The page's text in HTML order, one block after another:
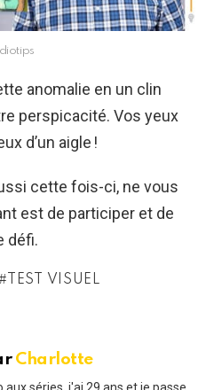
anomalie en un clin
perspicacité. Vos yeux
d’un aigle !
cette fois-ci, ne vous
est de participer et de
défi.
TEST VISUEL
Charlotte
séries, j'ai 29 ans et je passe